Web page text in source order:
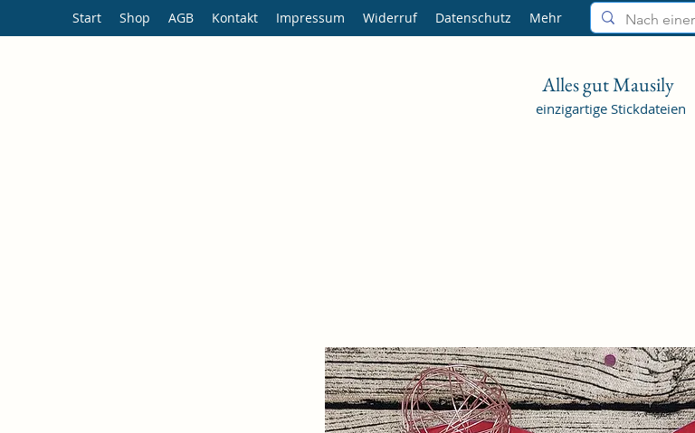
Alles gut Mausily
einzigartige Stickdateien
Start Shop AGB Kontakt Impressum Widerruf Datenschutz Mehr